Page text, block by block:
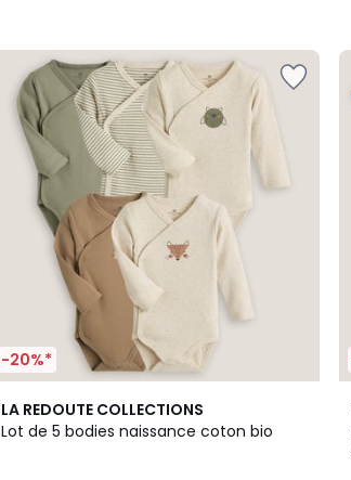
-20%*
LA REDOUTE COLLECTIONS
Lot de 5 bodies naissance coton bio
4,7
/ 5